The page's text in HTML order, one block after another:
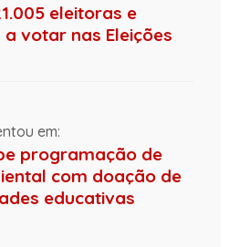
eleitoras e
votar nas Eleições
em:
programação de
com doação de
educativas